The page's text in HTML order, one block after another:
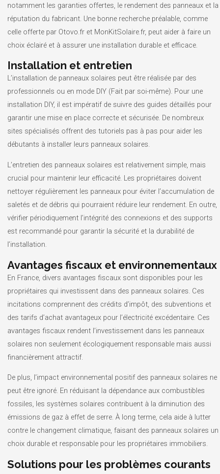
notamment les garanties offertes, le rendement des panneaux et la
réputation du fabricant. Une bonne recherche préalable, comme
celle offerte par Otovo.fr et MonKitSolaire.fr, peut aider à faire un
choix éclairé et à assurer une installation durable et efficace.
Installation et entretien
L’installation de panneaux solaires peut être réalisée par des
professionnels ou en mode DIY (Fait par soi-même). Pour une
installation DIY, il est impératif de suivre des guides détaillés pour
garantir une mise en place correcte et sécurisée. De nombreux
sites spécialisés offrent des tutoriels pas à pas pour aider les
débutants à installer leurs panneaux solaires.
L’entretien des panneaux solaires est relativement simple, mais
crucial pour maintenir leur efficacité. Les propriétaires doivent
nettoyer régulièrement les panneaux pour éviter l’accumulation de
saletés et de débris qui pourraient réduire leur rendement. En outre,
vérifier périodiquement l’intégrité des connexions et des supports
est recommandé pour garantir la sécurité et la durabilité de
l’installation.
Avantages fiscaux et environnementaux
En France, divers avantages fiscaux sont disponibles pour les
propriétaires qui investissent dans des panneaux solaires. Ces
incitations comprennent des crédits d’impôt, des subventions et
des tarifs d’achat avantageux pour l’électricité excédentaire. Ces
avantages fiscaux rendent l’investissement dans les panneaux
solaires non seulement écologiquement responsable mais aussi
financièrement attractif.
De plus, l’impact environnemental positif des panneaux solaires ne
peut être ignoré. En réduisant la dépendance aux combustibles
fossiles, les systèmes solaires contribuent à la diminution des
émissions de gaz à effet de serre. À long terme, cela aide à lutter
contre le changement climatique, faisant des panneaux solaires un
choix durable et responsable pour les propriétaires immobiliers.
Solutions pour les problèmes courants